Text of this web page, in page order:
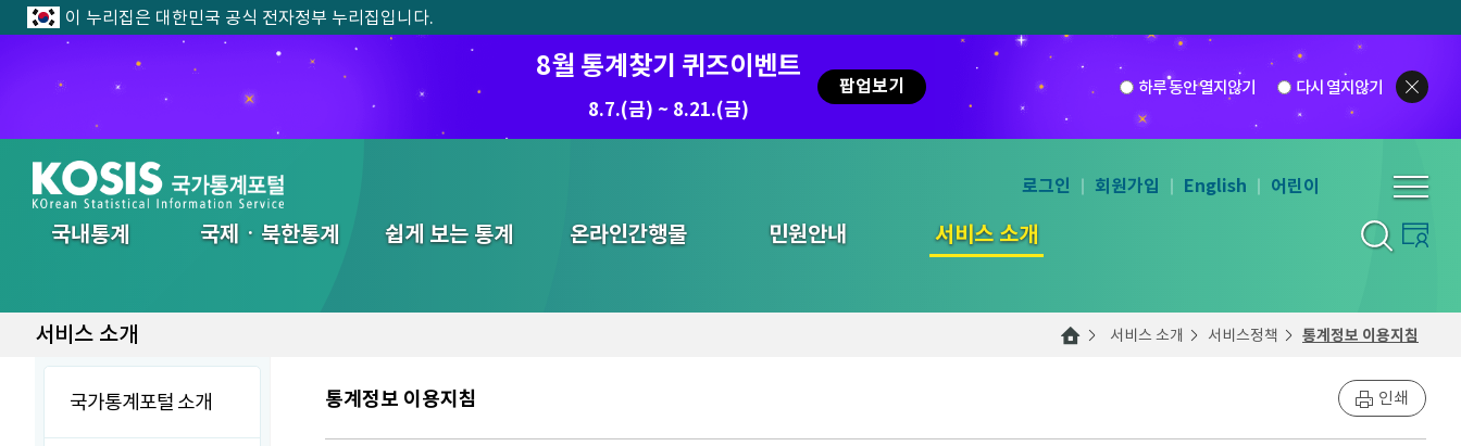
이 누리집은 대한민국 공식 전자정부 누리집입니다.
8월 통계찾기 퀴즈이벤트
8.7.(금) ~ 8.21.(금)
팝업보기 하루 동안 열지않기 다시 열지않기
국내통계 국제ㆍ북한통계 쉽게 보는 통계 온라인간행물 민원안내 서비스 소개
통합검색
로그인 회원가입 English 어린이
서비스 소개 서비스 소개 서비스정책 통계정보 이용지침
국가통계포털 소개 통계정보 이용지침 인쇄